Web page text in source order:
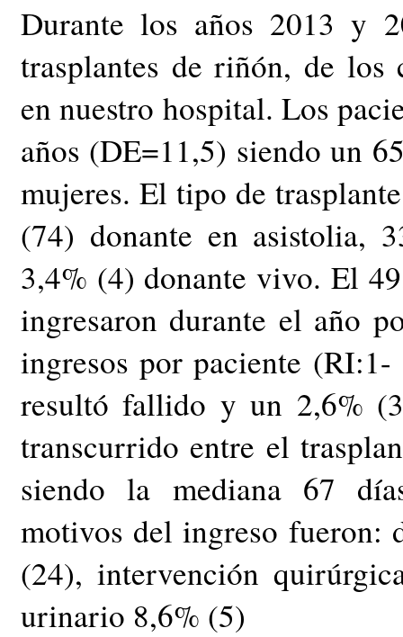
Durante los años 2013 y
trasplantes de riñón, de los
en nuestro hospital. Los
años (DE=11,5) siendo un
mujeres. El tipo de
(74) donante en asistolia,
3,4% (4) donante vivo. El
ingresaron durante el año
ingresos por paciente
resultó fallido y un 2,6%
transcurrido entre el
siendo la mediana 67
motivos del ingreso fueron:
(24), intervención
urinario 8,6% (5)